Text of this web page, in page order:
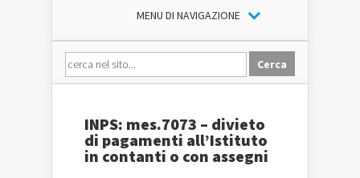
MENU DI NAVIGAZIONE
INPS: mes.7073 – divieto
di pagamenti all’Istituto
in contanti o con assegni